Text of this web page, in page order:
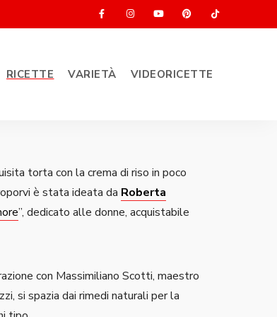
RICETTE VARIETÀ VIDEORICETTE
torta con la crema di riso in poco
è stata ideata da Roberta
”, dedicato alle donne, acquistabile
con Massimiliano Scotti, maestro
si spazia dai rimedi naturali per la